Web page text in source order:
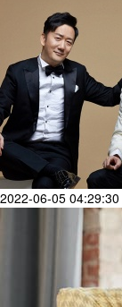
2022-06-05 04:29:30